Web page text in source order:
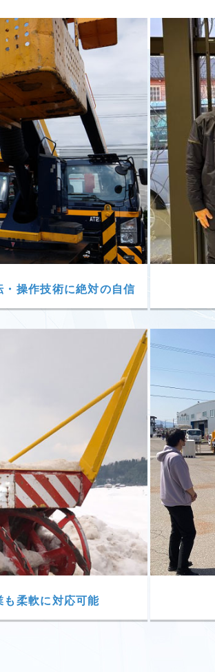
操作技術に絶対の自信
柔軟に対応可能